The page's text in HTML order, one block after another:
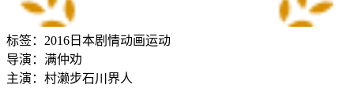
标签： 2016 日本剧情动画运动
导演： 满仲劝
主演： 村濑步石川界人